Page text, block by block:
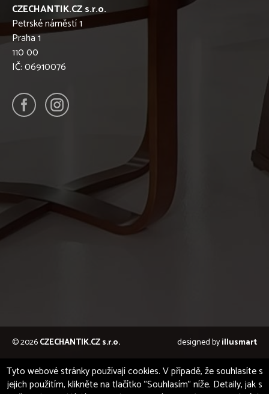
CZECHANTIK.CZ s.r.o.
Petrské náměstí 1
Praha 1
110 00
IČ: 06910076
© 2026CZECHANTIK.CZ s.r.o. designed byillusmart
Tyto webové stránky používají cookies. V případě, že souhlasíte s
jejich použitím, klikněte na tlačítko "Souhlasím" níže. Detaily, jak s